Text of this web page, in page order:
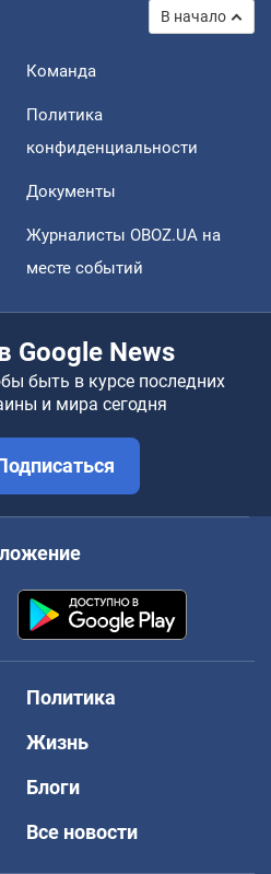
В начало
Команда
Политика
конфиденциальности
Документы
Журналисты OBOZ.UA на
месте событий
Google News
быть в курсе последних
и мира сегодня
Политика
Жизнь
Блоги
Все новости